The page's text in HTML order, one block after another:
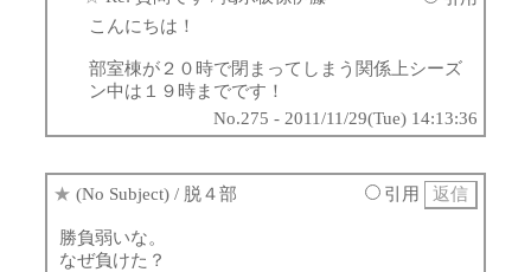
こんにちは！
部室棟が２０時で閉まってしまう関係上シーズ
ン中は１９時までです！
No.275 - 2011/11/29(Tue) 14:13:36
★ (No Subject) / 脱４部 引用
勝負弱いな。
なぜ負けた？